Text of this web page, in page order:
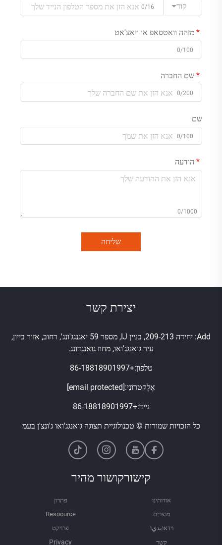
קוד
0/16
מזהה וואטסאפ או ויאצ'אט
0/100
שם החברה
0/200
שם
0/100
הודעה
0/1000
שליחה
יצירת קשר
Add: יחידה 209-213, בניין IJ, מספר 59 יאגנגג'ונג', רחוב, אזור בייון,
עיר גואנגג'ואו, מחוז גואנגדונג.
טלפון:+86-18818901997
אֶלֶקטרוֹנִי:[email protected]
נייד:+86-18818901997
כל הזכויות שמורות © טכנולוגיית תצוגה גואנגג'ואו ג'ונצ'ן בעמ
קישורקושור מהיר
אודותינו
פתרון
מוצרים
Resoource
וידאוيديו
פרויקט
קשר